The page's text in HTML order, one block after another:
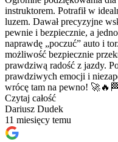
instruktorem. Potrafił w
luzem. Dawał precyzyjne
pewnie i bezpiecznie, a
naprawdę „poczuć” auto i
możliwość bezpiecznie
prawdziwą radość z jazdy.
prawdziwych emocji i
wrócę tam na pewno! 🚀🔥🏁
Czytaj całość
Dariusz Dudek
11 miesięcy temu